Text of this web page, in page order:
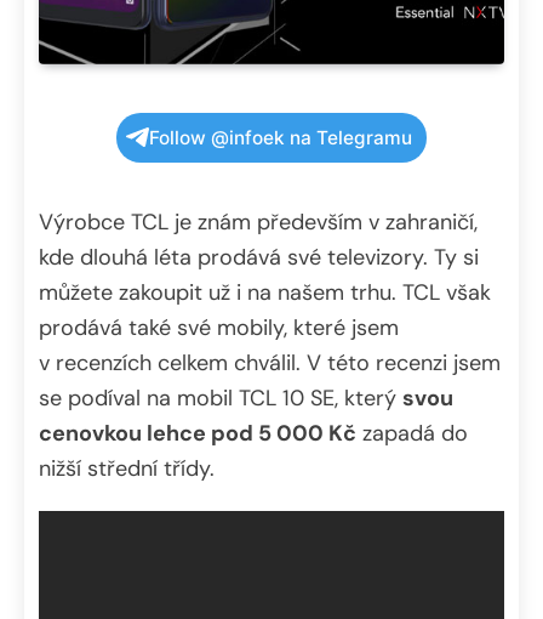
Follow @infoek na Telegramu
Výrobce TCL je znám především v zahraničí,
kde dlouhá léta prodává své televizory. Ty si
můžete zakoupit už i na našem trhu. TCL však
prodává také své mobily, které jsem
v recenzích celkem chválil. V této recenzi jsem
se podíval na mobil TCL 10 SE, který svou
cenovkou lehce pod 5 000 Kč zapadá do
nižší střední třídy.